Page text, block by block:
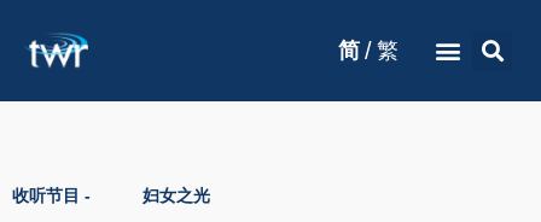
简 / 繁
收听节目 - 妇女之光